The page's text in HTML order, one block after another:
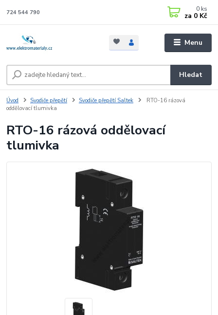
Menu
Hledat
724 544 790 0 ks
za 0 Kč
Úvod Svodiče přepětí Svodiče přepětí Saltek
RTO-16 rázová
oddělovací tlumivka
RTO-16 rázová oddělovací
tlumivka